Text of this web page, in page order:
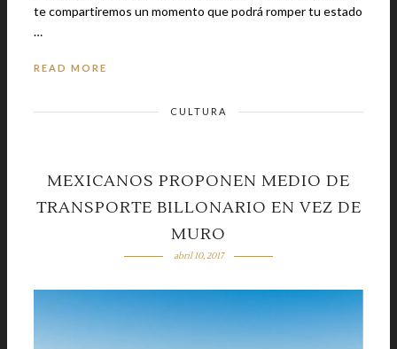
te compartiremos un momento que podrá romper tu estado
…
READ MORE
CULTURA
MEXICANOS PROPONEN MEDIO DE
TRANSPORTE BILLONARIO EN VEZ DE
MURO
abril 10, 2017